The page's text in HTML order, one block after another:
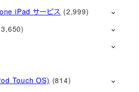
iPad サービス (2,999)
Touch OS) (814)